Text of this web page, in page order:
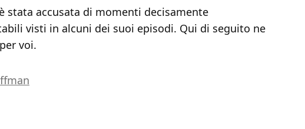
stata accusata di momenti decisamente
visti in alcuni dei suoi episodi. Qui di seguito ne
voi.